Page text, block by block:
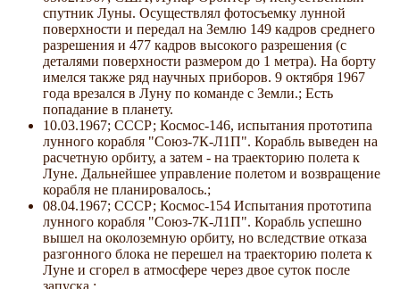
спутник Луны. Осуществлял фотосъемку лунной
поверхности и передал на Землю 149 кадров среднего
разрешения и 477 кадров высокого разрешения (с
деталями поверхности размером до 1 метра). На борту
имелся также ряд научных приборов. 9 октября 1967
года врезался в Луну по команде с Земли.; Есть
попадание в планету.
10.03.1967; СССР; Космос-146, испытания прототипа
лунного корабля "Союз-7К-Л1П". Корабль выведен на
расчетную орбиту, а затем - на траекторию полета к
Луне. Дальнейшее управление полетом и возвращение
корабля не планировалось.;
08.04.1967; СССР; Космос-154 Испытания прототипа
лунного корабля "Союз-7К-Л1П". Корабль успешно
вышел на околоземную орбиту, но вследствие отказа
разгонного блока не перешел на траекторию полета к
Луне и сгорел в атмосфере через двое суток после
запуска.;